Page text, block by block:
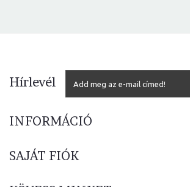
Hírlevél
INFORMÁCIÓ
SAJÁT FIÓK